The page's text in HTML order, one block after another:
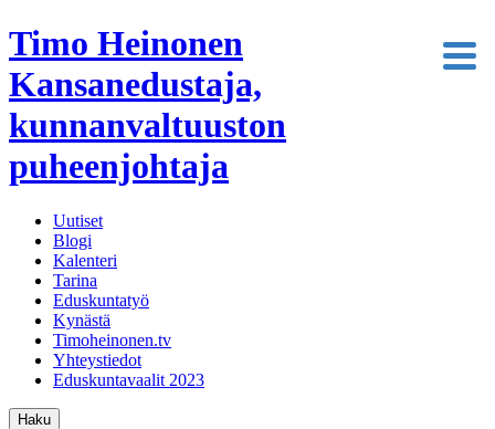
Timo Heinonen
Kansanedustaja,
kunnanvaltuuston
puheenjohtaja
Uutiset
Blogi
Kalenteri
Tarina
Eduskuntatyö
Kynästä
Timoheinonen.tv
Yhteystiedot
Eduskuntavaalit 2023
Haku